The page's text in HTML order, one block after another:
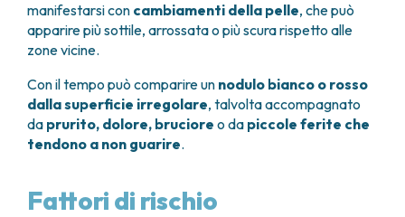
manifestarsi con cambiamenti della pelle, che può
apparire più sottile, arrossata o più scura rispetto alle
zone vicine.
Con il tempo può comparire un nodulo bianco o rosso
dalla superficie irregolare, talvolta accompagnato
da prurito, dolore, bruciore o da piccole ferite che
tendono a non guarire.
Fattori di rischio